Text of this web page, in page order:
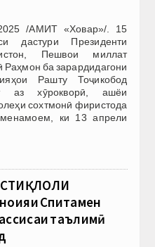
/АМИТ «Ховар»/. 15
дастури Президенти
Пешвои миллат
ба зарардидагони
Рашту Тоҷикобод
аз хӯрокворӣ, ашёи
сохтмонӣ фиристода
ки 13 апрели
Спитамен
таълимӣ